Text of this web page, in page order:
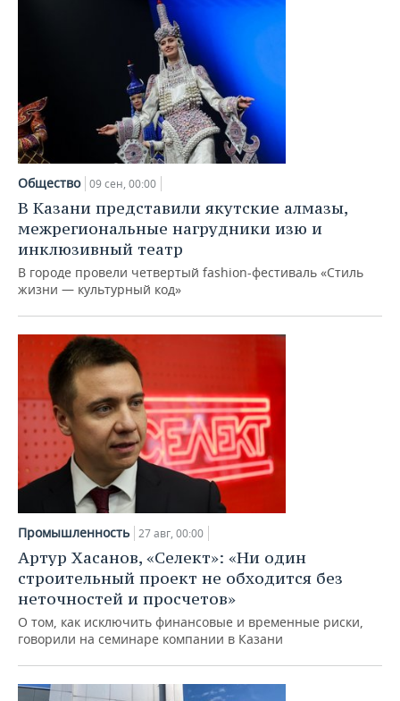
Общество 09 сен, 00:00
В Казани представили якутские алмазы,
межрегиональные нагрудники изю и
инклюзивный театр
В городе провели четвертый fashion-фестиваль «Стиль
жизни — культурный код»
Промышленность 27 авг, 00:00
Артур Хасанов, «Селект»: «Ни один
строительный проект не обходится без
неточностей и просчетов»
О том, как исключить финансовые и временные риски,
говорили на семинаре компании в Казани